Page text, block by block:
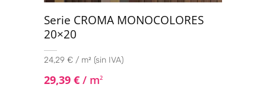
Serie CROMA MONOCOLORES
20×20
24,29 € / m² (sin IVA)
29,39 € / m2